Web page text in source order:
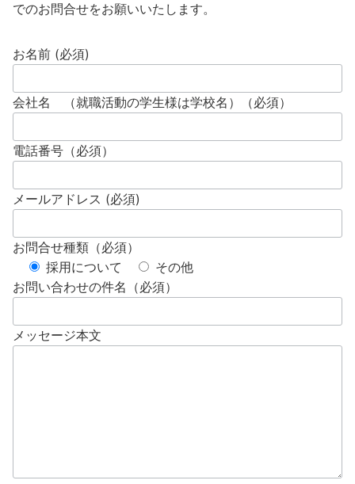
でのお問合せをお願いいたします。
お名前 (必須)
会社名 （就職活動の学生様は学校名）（必須）
電話番号（必須）
メールアドレス (必須)
お問合せ種類（必須）
採用について
その他
お問い合わせの件名（必須）
メッセージ本文